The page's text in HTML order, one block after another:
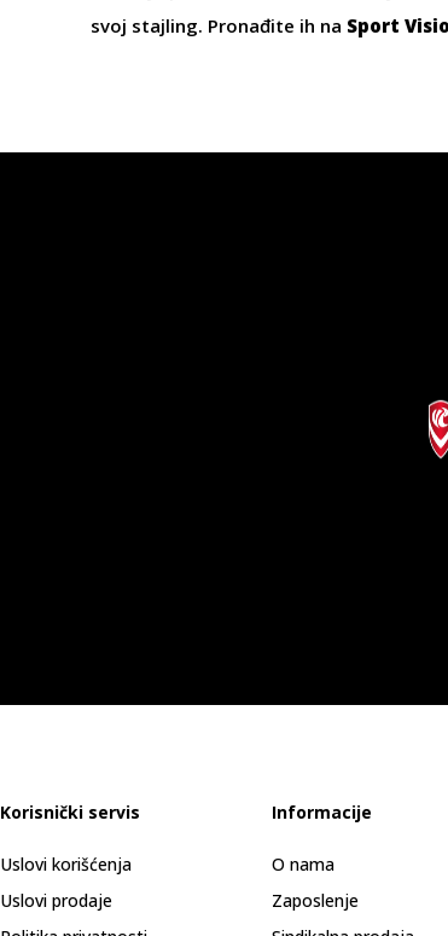
svoj stajling. Pronađite ih na Sport
Korisnički servis
Uslovi korišćenja
Uslovi prodaje
Informacije
O nama
Zaposlenje